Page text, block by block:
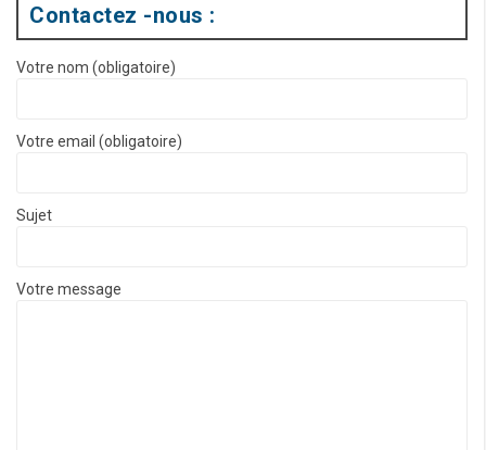
Contactez -nous :
Votre nom (obligatoire)
Votre email (obligatoire)
Sujet
Votre message